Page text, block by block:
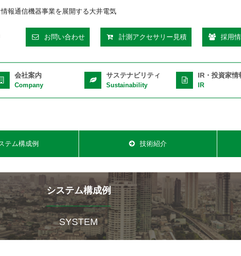
報通信機器事業を展開する大井電気
お問い合わせ 計測アクセサリー見積 採用
会社案内
Company
サステナビリティ
Sustainability
IR・投資家情
IR
テム構成例 技術紹介
システム構成例
SYSTEM